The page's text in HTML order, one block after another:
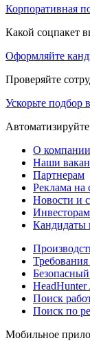
Корпоративная
Какой соцпакет
Оформляйте
Проверяйте
Ускорьте подбор
О компании
Наши
Партнерам
Реклама на
Новости и
Инвесторам
Кандидаты
HeadHunter
Поиск
Поиск по
Мобильное